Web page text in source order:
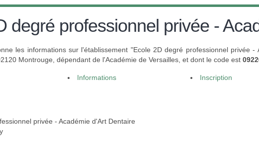
degré professionnel privée -
les informations sur l'établissement "Ecole 2D degré professionnel privée -
Montrouge, dépendant de l'Académie de Versailles, et dont le code est
Informations Inscription
privée - Académie d'Art Dentaire